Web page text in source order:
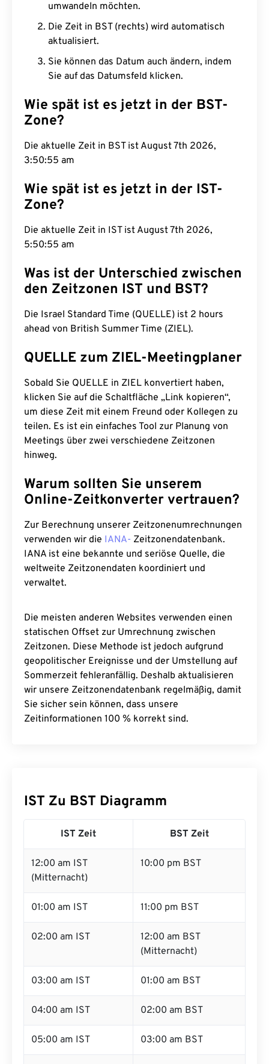
umwandeln möchten.
Die Zeit in BST (rechts) wird automatisch
aktualisiert.
Sie können das Datum auch ändern, indem
Sie auf das Datumsfeld klicken.
Wie spät ist es jetzt in der BST-
Zone?
Die aktuelle Zeit in BST ist August 7th 2026,
3:50:56 am
Wie spät ist es jetzt in der IST-
Zone?
Die aktuelle Zeit in IST ist August 7th 2026,
5:50:56 am
Was ist der Unterschied zwischen
den Zeitzonen IST und BST?
Die Israel Standard Time (QUELLE) ist 2 hours
ahead von British Summer Time (ZIEL).
QUELLE zum ZIEL-Meetingplaner
Sobald Sie QUELLE in ZIEL konvertiert haben,
klicken Sie auf die Schaltfläche „Link kopieren“,
um diese Zeit mit einem Freund oder Kollegen zu
teilen. Es ist ein einfaches Tool zur Planung von
Meetings über zwei verschiedene Zeitzonen
hinweg.
Warum sollten Sie unserem
Online-Zeitkonverter vertrauen?
Zur Berechnung unserer Zeitzonenumrechnungen
verwenden wir die IANA- Zeitzonendatenbank.
IANA ist eine bekannte und seriöse Quelle, die
weltweite Zeitzonendaten koordiniert und
verwaltet.
Die meisten anderen Websites verwenden einen
statischen Offset zur Umrechnung zwischen
Zeitzonen. Diese Methode ist jedoch aufgrund
geopolitischer Ereignisse und der Umstellung auf
Sommerzeit fehleranfällig. Deshalb aktualisieren
wir unsere Zeitzonendatenbank regelmäßig, damit
Sie sicher sein können, dass unsere
Zeitinformationen 100 % korrekt sind.
IST Zu BST Diagramm
IST Zeit BST Zeit
12:00 am IST
(Mitternacht)
10:00 pm BST
01:00 am IST 11:00 pm BST
02:00 am IST
12:00 am BST
(Mitternacht)
03:00 am IST 01:00 am BST
04:00 am IST 02:00 am BST
05:00 am IST 03:00 am BST